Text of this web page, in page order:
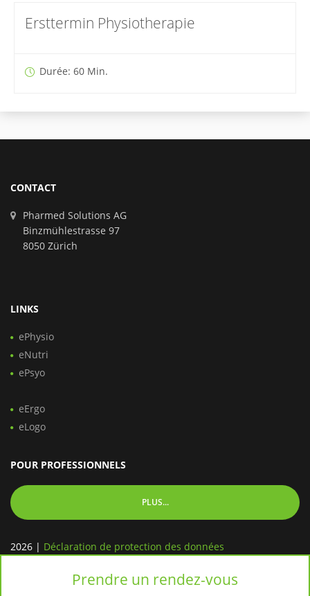
Prendre un rendez-vous
Ersttermin Physiotherapie
Durée: 60 Min.
CONTACT
Pharmed Solutions AG
Binzmühlestrasse 97
8050 Zürich
LINKS
ePhysio
eNutri
ePsyo
eErgo
eLogo
POUR PROFESSIONNELS
PLUS...
2026 | Déclaration de protection des données